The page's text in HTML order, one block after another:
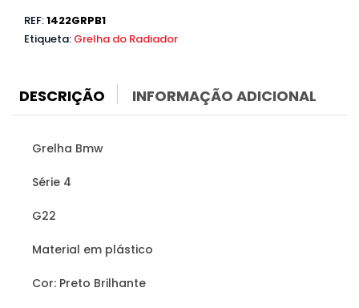
Série
4
Sport
REF:1422GRPB1
Etiqueta: Grelha do Radiador
DESCRIÇÃO INFORMAÇÃO ADICIONAL
Grelha Bmw
Série 4
G22
Material em plástico
Cor: Preto Brilhante